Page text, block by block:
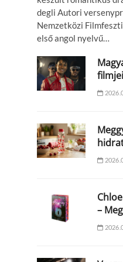
degli Autori
Nemzetközi
első angol nyelvű…
–